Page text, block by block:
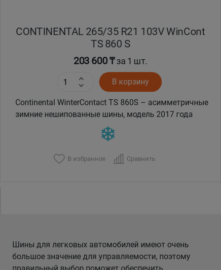
CONTINENTAL 265/35 R21 103V WinCont
TS 860 S
203 600 ₸за 1 шт.
В корзину
Continental WinterContact TS 860S – асимметричные
зимние нешипованные шины, модель 2017 года
В избранное Сравнить
Шины для легковых автомобилей имеют очень
большое значение для управляемости, поэтому